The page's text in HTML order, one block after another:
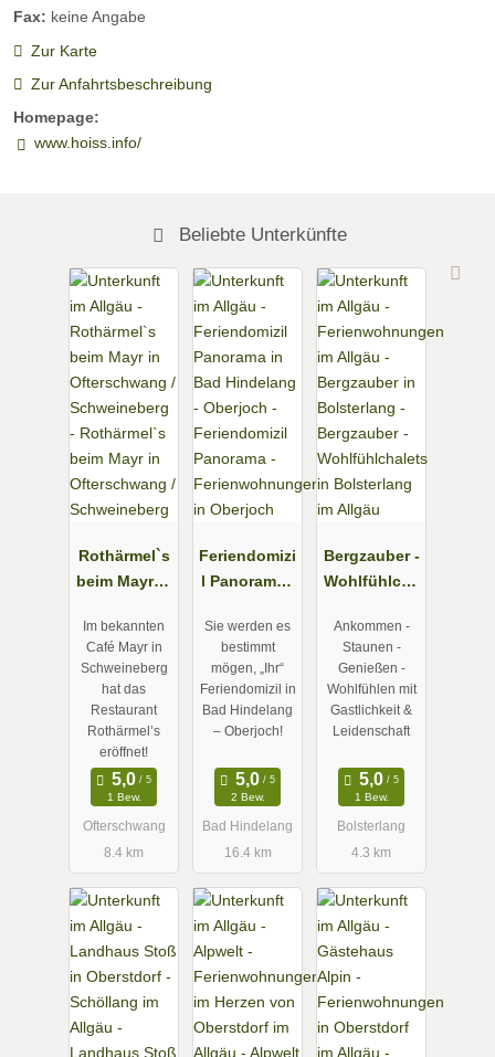
Fax: keine Angabe
Zur Karte
Zur Anfahrtsbeschreibung
Homepage:
www.hoiss.info/
Beliebte Unterkünfte
Rothärmel`s
beim Mayr in
g /
Schweineber
g
Im bekannten
Café Mayr in
Schweineberg
hat das
Restaurant
Rothärmel’s
eröffnet!
1 Bew.
Ofterschwang
8.4 km
Feriendomizi
l Panorama -
ungen in
Oberjoch
Sie werden es
bestimmt
mögen, „Ihr“
Feriendomizil in
Bad Hindelang
– Oberjoch!
2 Bew.
Bad Hindelang
16.4 km
Bergzauber -
Wohlfühlcha
Bolsterlang
im Allgäu
Ankommen -
Staunen -
Genießen -
Wohlfühlen mit
Gastlichkeit &
Leidenschaft
1 Bew.
Bolsterlang
4.3 km